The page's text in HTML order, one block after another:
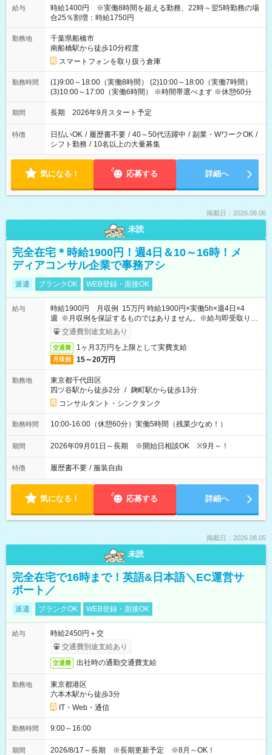
給与
時給1400円 ※実働8時間を超える勤務、22時～翌5時勤務の場
合25％割増：時給1750円
勤務地
千葉県船橋市
南船橋駅から徒歩10分程度
スマートフォンを取り扱う倉庫
勤務時間
(1)9:00～18:00（実働8時間） (2)10:00～18:00（実働7時間）
(3)10:00～17:00（実働6時間） ※時間帯選べます ※休憩60分
期間 長期 2026年9月スタート予定
特徴 日払いOK / 履歴書不要 / 40～50代活躍中 / 副業・WワークOK /
シフト勤務 / 10名以上の大量募集
気になる！ 応募する 詳細へ
掲載日：2026.08.06
未読
完全在宅＊時給1900円！週4日＆10～16時！メ
ディアコンサル企業で事務アシ
派遣 ブランクOK WEB登録・面接OK
給与
時給1900円 月収例 15万円 時給1900円×実働5h×週4日×4
週 ※月収例を保証するものではありません。※給与即受取りサ
ービス利用可（利用条件有）
交通費別途支給あり
交通費 1ヶ月3万円を上限として実費支給
月収例 15～20万円
勤務地
東京都千代田区
四ツ谷駅から徒歩2分 / 麹町駅から徒歩13分
コンサルタント・シンクタンク
勤務時間 10:00-16:00（休憩60分）実働5時間（残業少なめ！）
期間 2026年09月01日～長期 ※開始日相談OK ※9月～！
特徴 履歴書不要 / 服装自由
気になる！ 応募する 詳細へ
掲載日：2026.08.05
未読
完全在宅で16時まで！英語&日本語＼EC運営サ
ポート／
派遣 ブランクOK WEB登録・面接OK
給与
時給2450円＋交
交通費別途支給あり
交通費 出社時の通勤交通費支給
勤務地
東京都港区
六本木駅から徒歩3分
IT・Web・通信
勤務時間 9:00～16:00
期間 2026/8/17～長期 ※長期更新予定 ※8月～OK！